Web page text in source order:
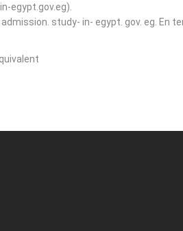
egypt.gov.eg).
study- in- egypt. gov. eg.